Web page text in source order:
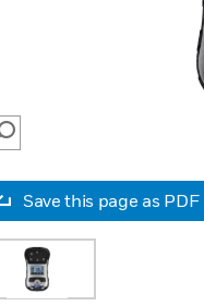
SEARCH
Save this page as PDF